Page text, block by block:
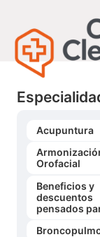
Acupuntura
Orofacial
Beneficios y
descuentos
pensados